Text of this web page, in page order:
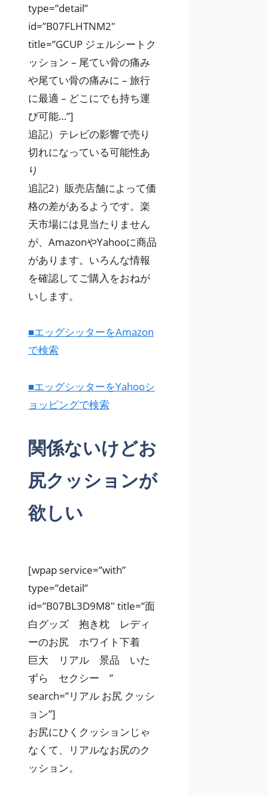
type=”detail”
id=”B07FLHTNM2″
title=”GCUP ジェルシートク
ッション – 尾てい骨の痛み
や尾てい骨の痛みに – 旅行
に最適 – どこにでも持ち運
び可能…”]
追記）テレビの影響で売り
切れになっている可能性あ
り
追記2）販売店舗によって価
格の差があるようです。楽
天市場には見当たりません
が、AmazonやYahooに商品
があります。いろんな情報
を確認してご購入をおねが
いします。
■エッグシッターをAmazon
で検索
■エッグシッターをYahooシ
ョッピングで検索
関係ないけどお
尻クッションが
欲しい
[wpap service=”with”
type=”detail”
id=”B07BL3D9M8″ title=”面
白グッズ 抱き枕 レディ
ーのお尻 ホワイト下着
巨大 リアル 景品 いた
ずら セクシー ”
search=”リアル お尻 クッシ
ョン”]
お尻にひくクッションじゃ
なくて、リアルなお尻のク
ッション。